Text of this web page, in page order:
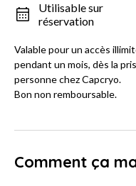
Utilisable sur
réservation
Valable pour un accès
pendant un mois, dès la
personne chez Capcryo.
Bon non remboursable.
Comment ça